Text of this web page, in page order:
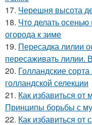
17. Черешня высота
18. Что делать осенью
огорода к зиме
19. Пересадка лилии
пересаживать лилии.
20. Голландские
голландской селекции
21. Как избавиться от
Принципы борьбы с
22. Как избавиться от